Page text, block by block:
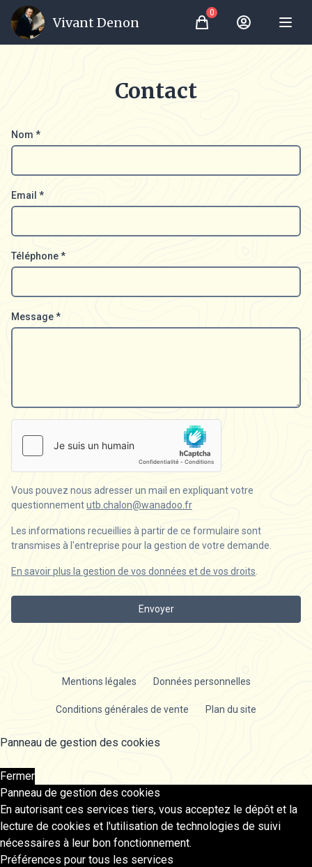
Vivant Denon Panier
0
Mon Compte
Contact
Nom *
Email *
Téléphone*
Message*
Vous pouvez nous adresser un mail en expliquant votre
questionnementutb.chalon@wanadoo.fr
Les informations recueillies à partir de ce formulaire sont
transmises à l'entreprise pour la gestion de votre demande.
En savoir plus la gestion de vos données et de vos droits
Envoyer
Mentions légales Données personnelles
Conditions générales de vente Plan du site
Panneau de gestion des cookies
Fermer
Panneau de gestion des cookies
En autorisant ces services tiers, vous acceptez le dépôt et la
lecture de cookies et l'utilisation de technologies de suivi
nécessaires à leur bon fonctionnement.
Préférences pour tous les services